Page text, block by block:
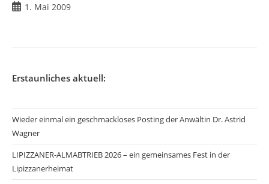
Beitrag1. Mai 2009
Erstaunliches aktuell:
Wieder einmal ein geschmackloses Posting der Anwältin Dr. Astrid
Wagner
LIPIZZANER-ALMABTRIEB 2026 – ein gemeinsames Fest in der
Lipizzanerheimat